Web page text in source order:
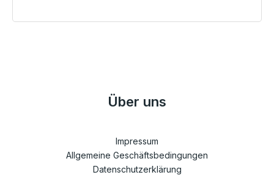
Über uns
Impressum
Allgemeine Geschäftsbedingungen
Datenschutzerklärung